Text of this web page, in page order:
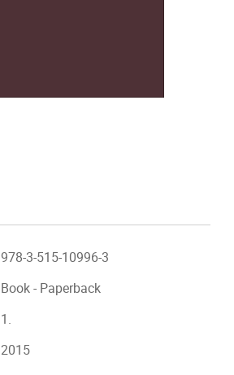
978-3-515-10996-3
Book - Paperback
1.
2015